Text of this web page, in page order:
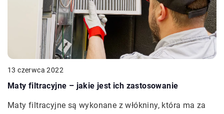
13 czerwca 2022
Maty filtracyjne – jakie jest ich zastosowanie
Maty filtracyjne są wykonane z włókniny, która ma za